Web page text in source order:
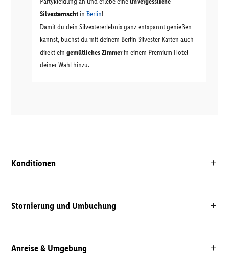
Silvesternachtin Berlin!
Damit du dein Silvestererlebnis ganz entspannt genießen
kannst, buchst du mit deinem Berlin Silvester Karten auch
direkt ein gemütliches Zimmerin einem Premium Hotel
deiner Wahl hinzu.
Konditionen
Stornierung und Umbuchung
Anreise & Umgebung